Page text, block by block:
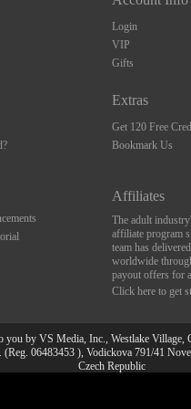
Login
VIP
Gifts
Extras
Get 120 Free
Bookmark Us
Affiliates
The adult
affiliate program
team has
worldwide
payout offers for
Click here to get
you by VS Media, Inc., Westlake Village,
(Reg. 06483453 ), Vodickova 791/41
Czech Republic
herein were at least 18 years of age at
10:00